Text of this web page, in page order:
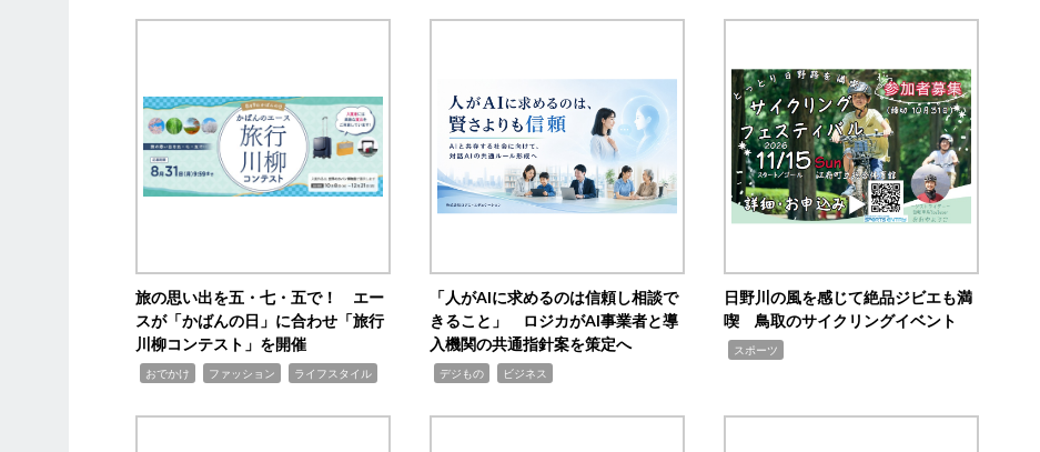
旅の思い出を五・七・五で！ エー
スが「かばんの日」に合わせ「旅行
川柳コンテスト」を開催
おでかけ ファッション ライフスタイル
「人がAIに求めるのは信頼し相談で
きること」 ロジカがAI事業者と導
入機関の共通指針案を策定へ
デジもの ビジネス
日野川の風を感じて絶品ジビエも満
喫 鳥取のサイクリングイベント
スポーツ